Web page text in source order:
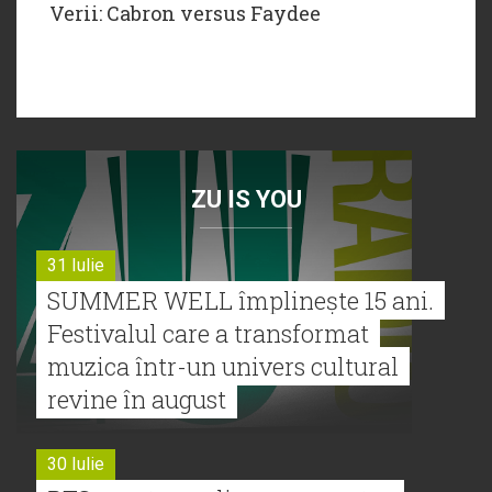
Verii: Cabron versus Faydee
ZU IS YOU
31 Iulie
SUMMER WELL împlinește 15 ani.
Festivalul care a transformat
muzica într-un univers cultural
revine în august
30 Iulie